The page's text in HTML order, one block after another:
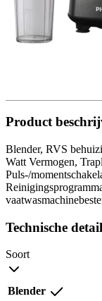
Product
Blender, RVS
Watt Vermogen,
Puls-/
Technische
Soort
Blender